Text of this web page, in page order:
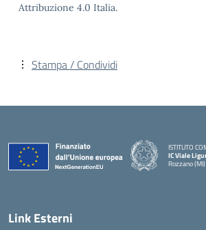
Attribuzione 4.0 Italia.
Stampa / Condividi
ISTITUTO
IC Viale
Rozzano (MI)
Link Esterni